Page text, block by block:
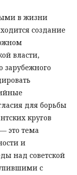
в жизни
создание
власти,
зарубежного
для борьбы
кругов
это тема
и
над советской
с